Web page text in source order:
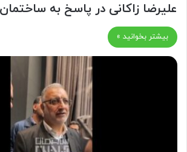
علیرضا زاکانی در پاسخ به
بیشتر بخوانید »